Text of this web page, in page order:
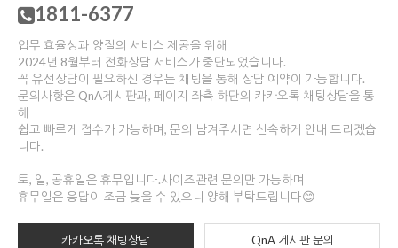
1811-6377
업무 효율성과 양질의 서비스 제공을 위해
2024년 8월부터 전화상담 서비스가 중단되었습니다.
꼭 유선상담이 필요하신 경우는 채팅을 통해 상담 예약이 가능합니다.
문의사항은 QnA게시판과, 페이지 좌측 하단의 카카오톡 채팅상담을 통
해
쉽고 빠르게 접수가 가능하며, 문의 남겨주시면 신속하게 안내 드리겠습
니다.
토, 일, 공휴일은 휴무입니다.사이즈관련 문의만 가능하며
휴무일은 응답이 조금 늦을 수 있으니 양해 부탁드립니다😊
카카오톡 채팅상담 QnA 게시판 문의